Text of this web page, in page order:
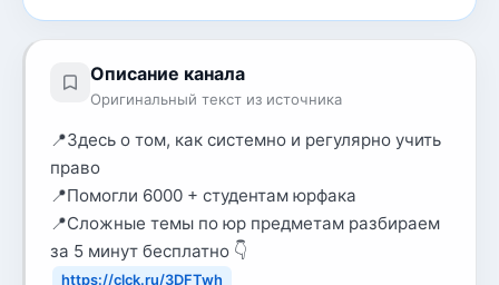
Описание канала
Оригинальный текст из источника
📍Здесь о том, как системно и регулярно учить
право
📍Помогли 6000 + студентам юрфака
📍Сложные темы по юр предметам разбираем
за 5 минут бесплатно 👇
https://clck.ru/3DFTwh